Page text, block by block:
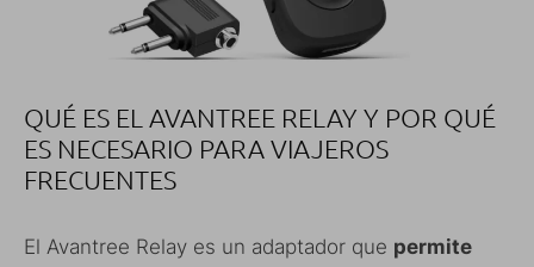
QUÉ ES EL AVANTREE RELAY Y POR QUÉ
ES NECESARIO PARA VIAJEROS
FRECUENTES
El Avantree Relay es un adaptador que permite